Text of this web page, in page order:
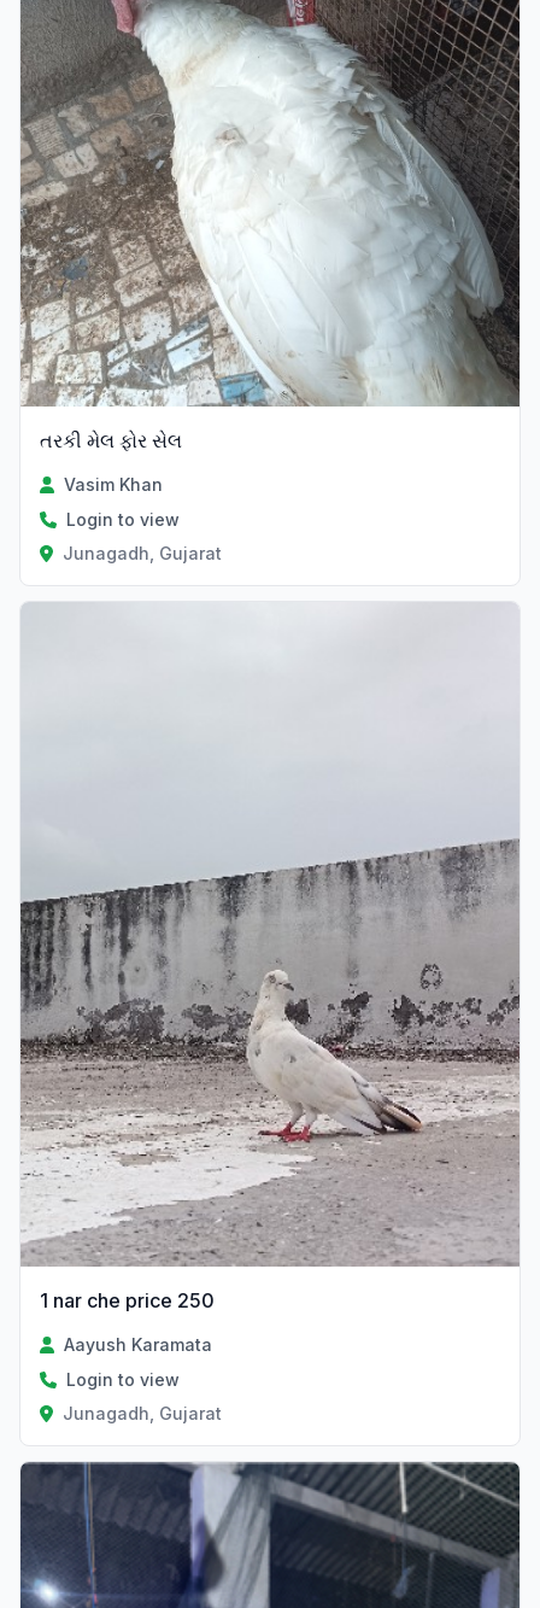
તરકી મેલ ફોર સેલ
Vasim Khan
Login to view
Junagadh, Gujarat
1 nar che price 250
Aayush Karamata
Login to view
Junagadh, Gujarat